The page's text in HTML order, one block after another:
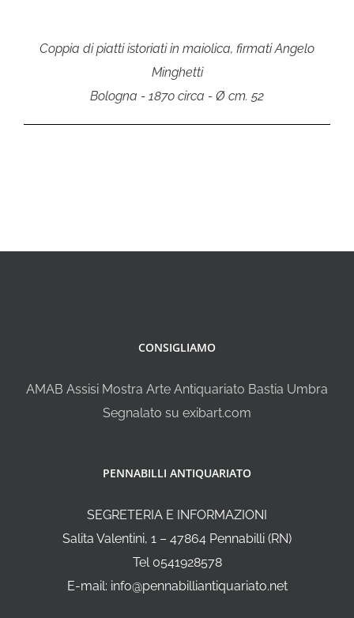
Coppia di piatti istoriati in maiolica, firmati Angelo
Minghetti
Bologna - 1870 circa - Ø cm. 52
CONSIGLIAMO
AMAB Assisi Mostra Arte Antiquariato Bastia Umbra
Segnalato su exibart.com
PENNABILLI ANTIQUARIATO
SEGRETERIA E INFORMAZIONI
Salita Valentini, 1 – 47864 Pennabilli (RN)
Tel 0541928578
E-mail: info@pennabilliantiquariato.net